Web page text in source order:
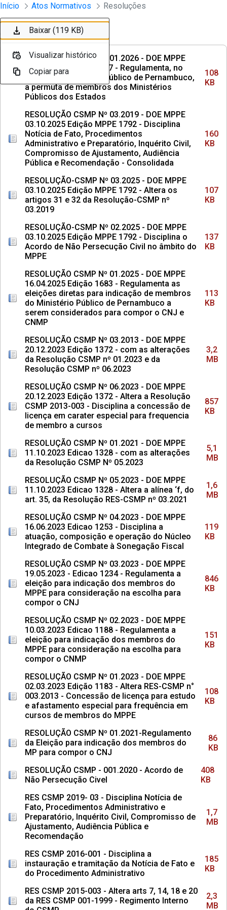
Pular para o Conteúdo principal
Instrumento jurídico - Documentos
Início Atos Normativos Resoluções
Ordenar Filtro
RESOLUÇÃO CSMP Nº 01.2026 - DOE MPPE
29.04.2026 Edicao 1917 - Regulamenta, no
âmbito do Ministério Público de Pernambuco,
a permuta de membros dos Ministérios
Públicos dos Estados
108
KB
RESOLUÇÃO CSMP Nº 03.2019 - DOE MPPE
03.10.2025 Edição MPPE 1792 - Disciplina
Notícia de Fato, Procedimentos
Administrativo e Preparatório, Inquérito Civil,
Compromisso de Ajustamento, Audiência
Pública e Recomendação - Consolidada
160
KB
RESOLUÇÃO-CSMP Nº 03.2025 - DOE MPPE
03.10.2025 Edição MPPE 1792 - Altera os
artigos 31 e 32 da Resolução-CSMP nº
03.2019
107
KB
RESOLUÇÃO-CSMP Nº 02.2025 - DOE MPPE
03.10.2025 Edição MPPE 1792 - Disciplina o
Acordo de Não Persecução Civil no âmbito do
MPPE
137
KB
RESOLUÇÃO CSMP Nº 01.2025 - DOE MPPE
16.04.2025 Edição 1683 - Regulamenta as
eleições diretas para indicação de membros
do Ministério Público de Pernambuco a
serem considerados para compor o CNJ e
CNMP
113
KB
RESOLUÇÃO CSMP Nº 03.2013 - DOE MPPE
20.12.2023 Edição 1372 - com as alterações
da Resolução CSMP nº 01.2023 e da
Resolução CSMP nº 06.2023
3,2
MB
RESOLUÇÃO CSMP Nº 06.2023 - DOE MPPE
20.12.2023 Edição 1372 - Altera a Resolução
CSMP 2013-003 - Disciplina a concessão de
licença em carater especial para frequencia
de membro a cursos
857
KB
RESOLUÇÃO CSMP Nº 01.2021 - DOE MPPE
11.10.2023 Edicao 1328 - com as alterações
da Resolução CSMP Nº 05.2023
5,1
MB
RESOLUÇÃO CSMP Nº 05.2023 - DOE MPPE
11.10.2023 Edicao 1328 - Altera a alínea ‘f, do
art. 35, da Resolução RES-CSMP nº 03.2021
1,6
MB
RESOLUÇÃO CSMP Nº 04.2023 - DOE MPPE
16.06.2023 Edicao 1253 - Disciplina a
atuação, composição e operação do Núcleo
Integrado de Combate à Sonegação Fiscal
119
KB
RESOLUÇÃO CSMP Nº 03.2023 - DOE MPPE
19.05.2023 - Edicao 1234 - Regulamenta a
eleição para indicação dos membros do
MPPE para consideração na escolha para
compor o CNJ
846
KB
RESOLUÇÃO CSMP Nº 02.2023 - DOE MPPE
10.03.2023 Edicao 1188 - Regulamenta a
eleição para indicação dos membros do
MPPE para consideração na escolha para
compor o CNMP
151
KB
RESOLUÇÃO CSMP Nº 01.2023 - DOE MPPE
02.03.2023 Edição 1183 - Altera RES-CSMP n°
003.2013 - Concessão de licença para estudo
e afastamento especial para frequência em
cursos de membros do MPPE
108
KB
RESOLUÇÃO CSMP Nº 01.2021-Regulamento
da Eleição para indicação dos membros do
MP para compor o CNJ
86
KB
RESOLUÇÃO CSMP - 001.2020 - Acordo de
Não Persecução Civel
408
KB
RES CSMP 2019- 03 - Disciplina Notícia de
Fato, Procedimentos Administrativo e
Preparatório, Inquérito Civil, Compromisso de
Ajustamento, Audiência Pública e
Recomendação
1,7
MB
RES CSMP 2016-001 - Disciplina a
instauração e tramitação da Notícia de Fato e
do Procedimento Administrativo
185
KB
RES CSMP 2015-003 - Altera arts 7, 14, 18 e 20
da RES CSMP 001-1999 - Regimento Interno
2,3
MB
Baixar (108 KB)
Visualizar histórico
Copiar para
Baixar (160 KB)
Visualizar histórico
Copiar para
Baixar (107 KB)
Visualizar histórico
Copiar para
Baixar (137 KB)
Visualizar histórico
Copiar para
Baixar (113 KB)
Visualizar histórico
Copiar para
Baixar (3,2 MB)
Visualizar histórico
Copiar para
Baixar (857 KB)
Visualizar histórico
Copiar para
Baixar (5,1 MB)
Visualizar histórico
Copiar para
Baixar (1,6 MB)
Visualizar histórico
Copiar para
Baixar (119 KB)
Visualizar histórico
Copiar para